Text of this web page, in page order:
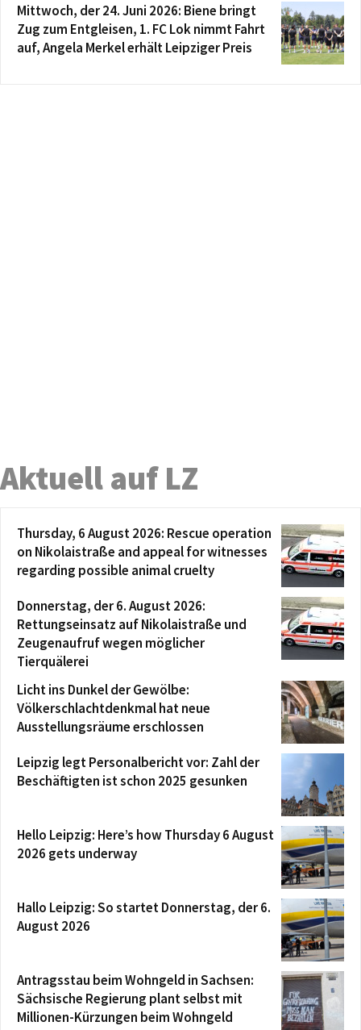
Mittwoch, der 24. Juni 2026: Biene bringt
Zug zum Entgleisen, 1. FC Lok nimmt Fahrt
auf, Angela Merkel erhält Leipziger Preis
Aktuell auf LZ
Thursday, 6 August 2026: Rescue operation
on Nikolaistraße and appeal for witnesses
regarding possible animal cruelty
Donnerstag, der 6. August 2026:
Rettungseinsatz auf Nikolaistraße und
Zeugenaufruf wegen möglicher
Tierquälerei
Licht ins Dunkel der Gewölbe:
Völkerschlachtdenkmal hat neue
Ausstellungsräume erschlossen
Leipzig legt Personalbericht vor: Zahl der
Beschäftigten ist schon 2025 gesunken
Hello Leipzig: Here’s how Thursday 6 August
2026 gets underway
Hallo Leipzig: So startet Donnerstag, der 6.
August 2026
Antragsstau beim Wohngeld in Sachsen:
Sächsische Regierung plant selbst mit
Millionen-Kürzungen beim Wohngeld